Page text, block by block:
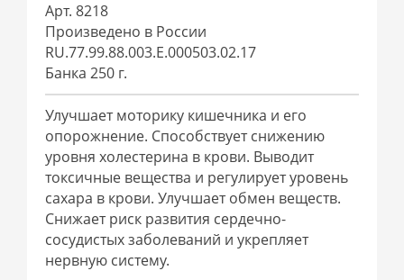
Арт. 8218
Произведено в России
RU.77.99.88.003.Е.000503.02.17
Банка 250 г.
Улучшает моторику кишечника и его
опорожнение. Способствует снижению
уровня холестерина в крови. Выводит
токсичные вещества и регулирует уровень
сахара в крови. Улучшает обмен веществ.
Снижает риск развития сердечно-
сосудистых заболеваний и укрепляет
нервную систему.